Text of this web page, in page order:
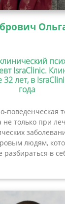
IsraClinic.
лет, в
года
поведенческая
не только при
людям,
разбираться в